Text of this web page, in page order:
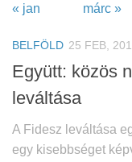
« jan márc »
BELFÖLD 25 FEB,
Együtt: közös
leváltása
A Fidesz leváltása
egy kisebbséget